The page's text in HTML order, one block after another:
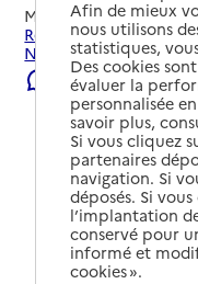
Mis à jour le08/08/
Rechercher les
Naintré.
Signaler une erreur
Afin de mieux
nous utilisons
statistiques,
Des cookies
évaluer la
personnalisée
savoir plus,
Si vous cliquez
partenaires
navigation. Si
déposés. Si
l’implantation
conservé pour
informé et
cookies ».